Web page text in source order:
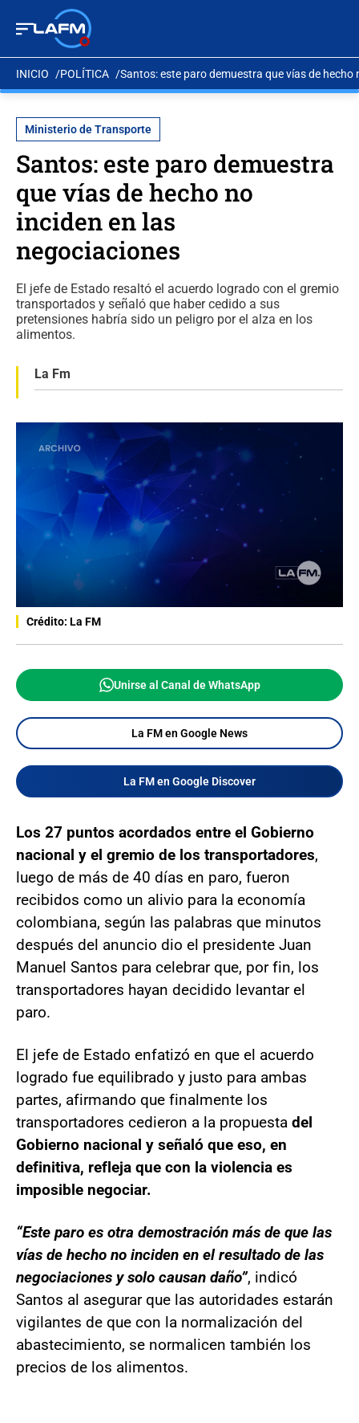
INICIO POLÍTICA Santos: este paro demuestra que vías de hecho
Ministerio de Transporte
Santos: este paro demuestra
que vías de hecho no
inciden en las
negociaciones
El jefe de Estado resaltó el acuerdo logrado con el gremio
transportados y señaló que haber cedido a sus
pretensiones habría sido un peligro por el alza en los
alimentos.
La Fm
Crédito: La FM
Unirse al Canal de WhatsApp
La FM en Google News
La FM en Google Discover
Los 27 puntos acordados entre el Gobierno
nacional y el gremio de los transportadores,
luego de más de 40 días en paro, fueron
recibidos como un alivio para la economía
colombiana, según las palabras que minutos
después del anuncio dio el presidente Juan
Manuel Santos para celebrar que, por fin, los
transportadores hayan decidido levantar el
paro.
El jefe de Estado enfatizó en que el acuerdo
logrado fue equilibrado y justo para ambas
partes, afirmando que finalmente los
transportadores cedieron a la propuesta del
Gobierno nacional y señaló que eso, en
definitiva, refleja que con la violencia es
imposible negociar.
“Este paro es otra demostración más de que las
vías de hecho no inciden en el resultado de las
negociaciones y solo causan daño”, indicó
Santos al asegurar que las autoridades estarán
vigilantes de que con la normalización del
abastecimiento, se normalicen también los
precios de los alimentos.